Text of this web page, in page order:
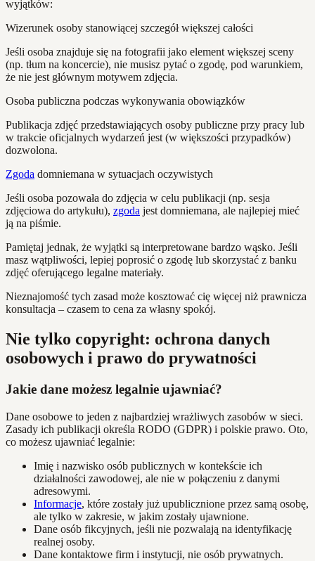
wyjątków:
Wizerunek osoby stanowiącej szczegół większej całości
Jeśli osoba znajduje się na fotografii jako element większej sceny
(np. tłum na koncercie), nie musisz pytać o zgodę, pod warunkiem,
że nie jest głównym motywem zdjęcia.
Osoba publiczna podczas wykonywania obowiązków
Publikacja zdjęć przedstawiających osoby publiczne przy pracy lub
w trakcie oficjalnych wydarzeń jest (w większości przypadków)
dozwolona.
Zgoda domniemana w sytuacjach oczywistych
Jeśli osoba pozowała do zdjęcia w celu publikacji (np. sesja
zdjęciowa do artykułu), zgoda jest domniemana, ale najlepiej mieć
ją na piśmie.
Pamiętaj jednak, że wyjątki są interpretowane bardzo wąsko. Jeśli
masz wątpliwości, lepiej poprosić o zgodę lub skorzystać z banku
zdjęć oferującego legalne materiały.
Nieznajomość tych zasad może kosztować cię więcej niż prawnicza
konsultacja – czasem to cena za własny spokój.
Nie tylko copyright: ochrona danych
osobowych i prawo do prywatności
Jakie dane możesz legalnie ujawniać?
Dane osobowe to jeden z najbardziej wrażliwych zasobów w sieci.
Zasady ich publikacji określa RODO (GDPR) i polskie prawo. Oto,
co możesz ujawniać legalnie:
Imię i nazwisko osób publicznych w kontekście ich
działalności zawodowej, ale nie w połączeniu z danymi
adresowymi.
Informacje, które zostały już upublicznione przez samą osobę,
ale tylko w zakresie, w jakim zostały ujawnione.
Dane osób fikcyjnych, jeśli nie pozwalają na identyfikację
realnej osoby.
Dane kontaktowe firm i instytucji, nie osób prywatnych.